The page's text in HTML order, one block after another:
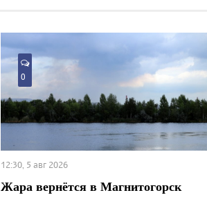
0
12:30, 5 авг 2026
Жара вернётся в Магнитогорск